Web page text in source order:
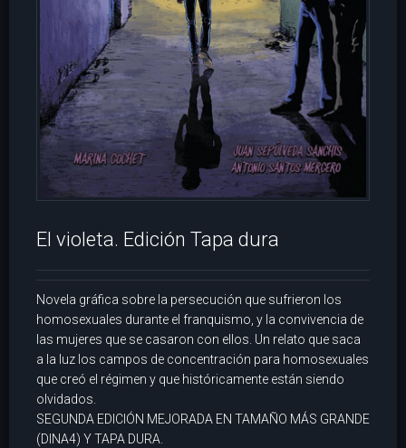
El violeta. Edición Tapa dura
Novela gráfica sobre la persecución que sufrieron los
homosexuales durante el franquismo, y la convivencia de
las mujeres que se casaron con ellos. Un relato que saca
a la luz los campos de concentración para homosexuales
que creó el régimen y que históricamente están siendo
olvidados.
SEGUNDA EDICIÓN MEJORADA EN TAMAÑO MÁS GRANDE
(DINA4) Y TAPA DURA.